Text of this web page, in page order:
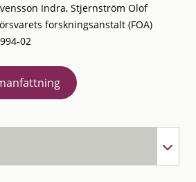
Indra, Stjernström Olof
forskningsanstalt (FOA)
02